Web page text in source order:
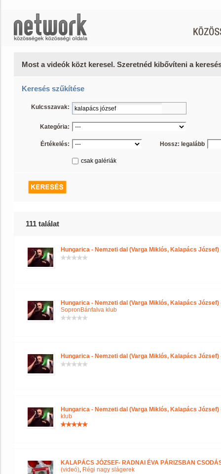
Most a videók közt keresel. Szeretnéd kibővíteni a
Keresés szűkítése
Kulcsszavak:
Kategória:
Értékelés: Hossz: legalább
csak galériák
111 találat
Hungarica - Nemzeti dal (Varga Miklós, Kalapács
Hungarica - Nemzeti dal (Varga Miklós, Kalapács
SopronBánfalva klub
Hungarica - Nemzeti dal (Varga Miklós, Kalapács
Hungarica - Nemzeti dal (Varga Miklós, Kalapács
klub
KALAPÁCS JÓZSEF- RADNAI ÉVA PÁRIZSBAN
(videó), Régi nagy slágerek